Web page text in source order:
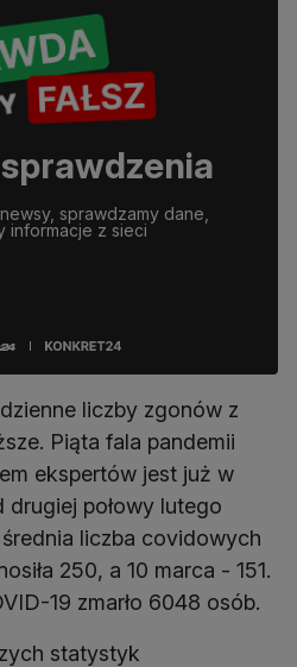
sprawdzamy dane,
informacje z sieci
liczby zgonów z
Piąta fala pandemii
ekspertów jest już w
drugiej połowy lutego
liczba covidowych
250, a 10 marca - 151.
19 zmarło 6048 osób.
statystyk